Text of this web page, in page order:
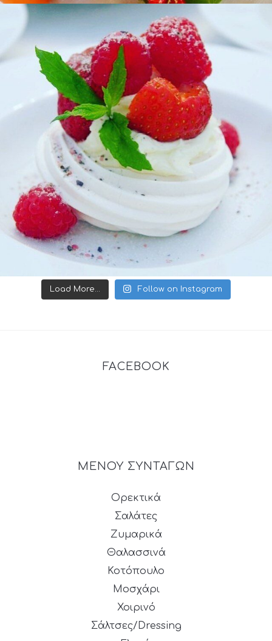
Load More... Follow on Instagram
FACEBOOK
ΜΕΝΟΥ ΣΥΝΤΑΓΩΝ
Ορεκτικά
Σαλάτες
Ζυμαρικά
Θαλασσινά
Κοτόπουλο
Μοσχάρι
Χοιρινό
Σάλτσες/Dressing